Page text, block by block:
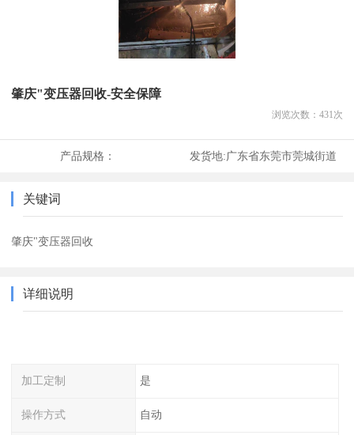
肇庆"变压器回收-安全保障
浏览次数： 431次
产品规格： 发货地:广东省东莞市莞城街道
关键词
肇庆"变压器回收
详细说明
加工定制 是
操作方式 自动